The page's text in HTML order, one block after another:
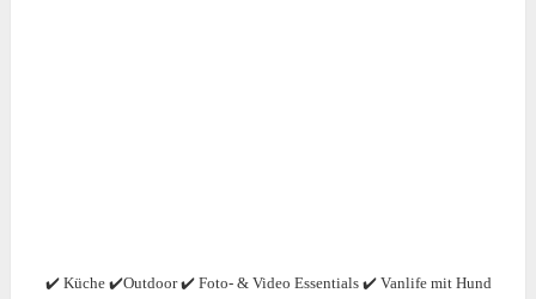
✔️ Küche ✔️Outdoor ✔️ Foto- & Video Essentials ✔️ Vanlife mit Hund